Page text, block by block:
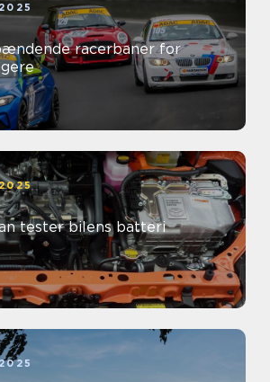
racerbaner for
tester bilens batteri